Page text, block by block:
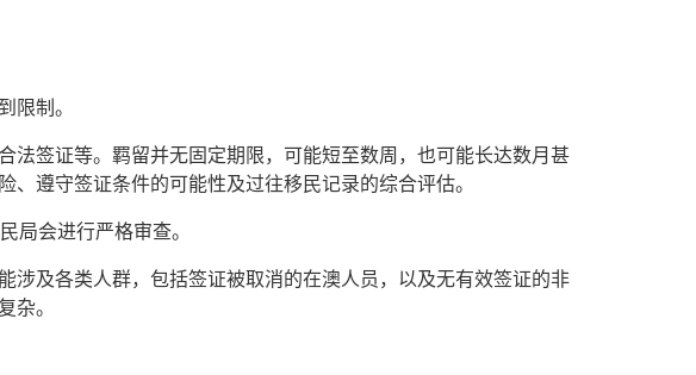
制。
签证等。羁留并无固定期限，可能短至数周，也可能长达数月甚
遵守签证条件的可能性及过往移民记录的综合评估。
局会进行严格审查。
及各类人群，包括签证被取消的在澳人员，以及无有效签证的非
杂。